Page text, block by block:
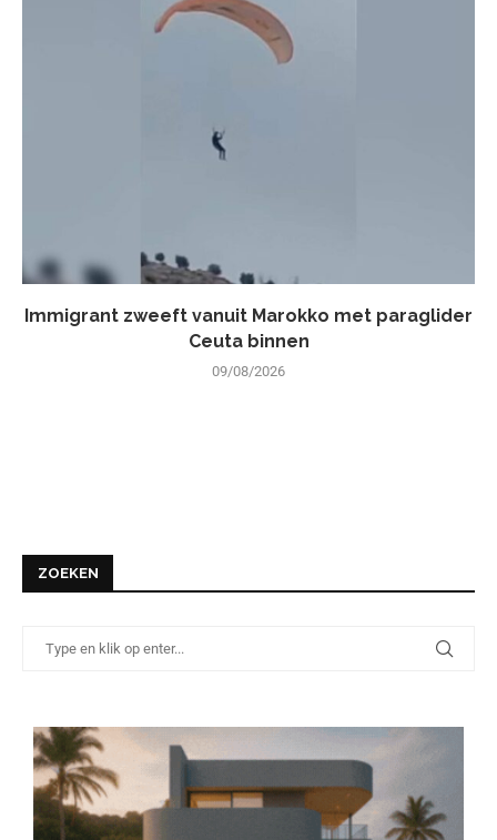
Immigrant zweeft vanuit Marokko met paraglider
Ceuta binnen
09/08/2026
ZOEKEN